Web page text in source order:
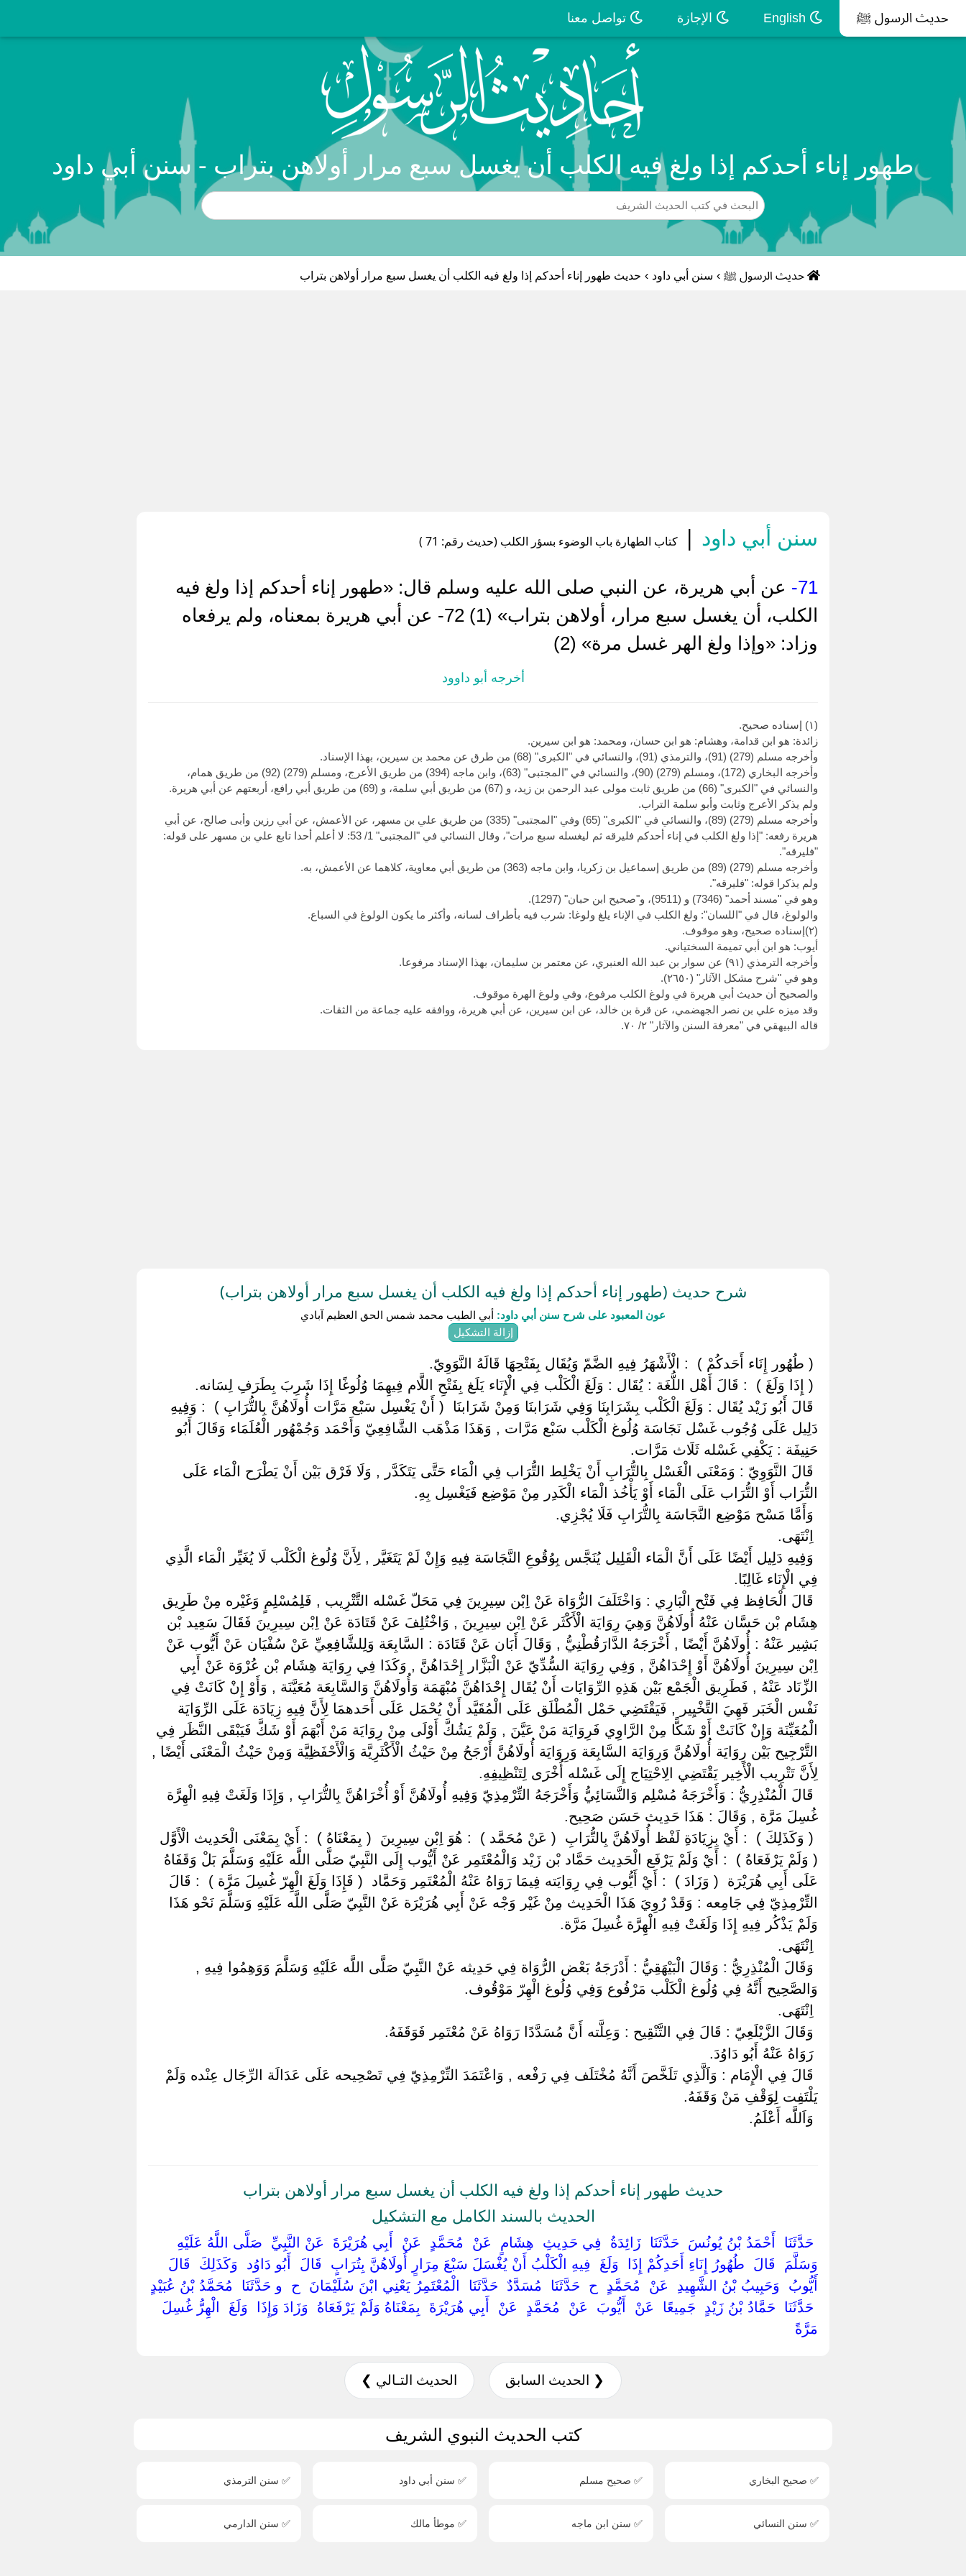
حديث الرسول ﷺ الإجازة تواصل معنا
طهور إناء أحدكم إذا ولغ فيه الكلب أن يغسل سبع مرار أولاهن بتراب - سنن أبي داود
حديث الرسول ﷺ › سنن أبي داود › حديث طهور إناء أحدكم إذا ولغ فيه الكلب أن يغسل سبع مرار أولاهن بتراب
سنن أبي داود | كتاب الطهارة باب الوضوء بسؤر الكلب (حديث رقم: 71 )
71-
عن أبي هريرة، عن النبي صلى الله عليه وسلم قال: «طهور إناء أحدكم إذا ولغ فيه
الكلب، أن يغسل سبع مرار، أولاهن بتراب» (1) 72- عن أبي هريرة بمعناه، ولم يرفعاه
وزاد: «وإذا ولغ الهر غسل مرة» (2)
أخرجه أبو داوود
(١) إسناده صحيح.
زائدة: هو ابن قدامة، وهشام: هو ابن حسان، ومحمد: هو ابن سيرين.
وأخرجه مسلم (279) (91)، والترمذي (91)، والنسائي في "الكبرى" (68) من طرق عن محمد بن سيرين، بهذا الإسناد.
وأخرجه البخاري (172)، ومسلم (279) (90)، والنسائي في "المجتبى" (63)، وابن ماجه (394) من طريق الأعرج، ومسلم (279) (92) من طريق همام،
والنسائي في "الكبرى" (66) من طريق ثابت مولى عبد الرحمن بن زيد، و (67) من طريق أبي سلمة، و (69) من طريق أبي رافع، أربعتهم عن أبي هريرة.
ولم يذكر الأعرج وثابت وأبو سلمة التراب.
وأخرجه مسلم (279) (89)، والنسائي في "الكبرى" (65) وفي "المجتبى" (335) من طريق علي بن مسهر، عن الأعمش، عن أبي رزين وأبى صالح، عن أبي
هريرة رفعه: "إذا ولغ الكلب في إناء أحدكم فليرقه ثم ليغسله سبع مرات"، وقال النسائي في "المجتبى" 1/ 53: لا أعلم أحدا تابع علي بن مسهر على قوله:
"فليرقه".
وأخرجه مسلم (279) (89) من طريق إسماعيل بن زكريا، وابن ماجه (363) من طريق أبي معاوية، كلاهما عن الأعمش، به.
ولم يذكرا قوله: "فليرقه".
وهو في "مسند أحمد" (7346) و (9511)، و"صحيح ابن حبان" (1297).
والولوغ، قال في "اللسان": ولغ الكلب في الإناء يلغ ولوغا: شرب فيه بأطراف لسانه، وأكثر ما يكون الولوغ في السباع.
(٢)إسناده صحيح، وهو موقوف.
أيوب: هو ابن أبي تميمة السختياني.
وأخرجه الترمذي (٩١) عن سوار بن عبد الله العنبري، عن معتمر بن سليمان، بهذا الإسناد مرفوعا.
وهو في "شرح مشكل الآثار" (٢٦٥٠).
والصحيح أن حديث أبي هريرة في ولوغ الكلب مرفوع، وفي ولوغ الهرة موقوف.
وقد ميزه علي بن نصر الجهضمي، عن قرة بن خالد، عن ابن سيرين، عن أبي هريرة، ووافقه عليه جماعة من الثقات.
قاله البيهقي في "معرفة السنن والآثار" ٢/ ٧٠.
شرح حديث (طهور إناء أحدكم إذا ولغ فيه الكلب أن يغسل سبع مرار أولاهن بتراب)
عون المعبود على شرح سنن أبي داود: أبي الطيب محمد شمس الحق العظيم آبادي
إزالة التشكيل
‏ ‏( طُهُور إِنَاء أَحَدكُمْ ) ‏ ‏: الْأَشْهَرُ فِيهِ الضَّمّ وَيُقَال بِفَتْحِهَا قَالَهُ النَّوَوِيّ.
‏ ‏( إِذَا وَلَغَ ) ‏ ‏: قَالَ أَهْل اللُّغَة : يُقَال : وَلَغَ الْكَلْب فِي الْإِنَاء يَلَغ بِفَتْحِ اللَّام فِيهِمَا وُلُوغًا إِذَا شَرِبَ بِطَرَفِ لِسَانه.
‏ ‏قَالَ أَبُو زَيْد يُقَال : وَلَغَ الْكَلْب بِشَرَابِنَا وَفِي شَرَابنَا وَمِنْ شَرَابنَا ‏ ‏( أَنْ يَغْسِل سَبْع مَرَّات أُولَاهُنَّ بِالتُّرَابِ ) ‏ ‏: وَفِيهِ
دَلِيل عَلَى وُجُوب غَسْل نَجَاسَة وُلُوغ الْكَلْب سَبْع مَرَّات , وَهَذَا مَذْهَب الشَّافِعِيّ وَأَحْمَد وَجُمْهُور الْعُلَمَاء وَقَالَ أَبُو
حَنِيفَة : يَكْفِي غَسْله ثَلَاث مَرَّات.
‏ ‏قَالَ النَّوَوِيّ : وَمَعْنَى الْغَسْل بِالتُّرَابِ أَنْ يَخْلِط التُّرَاب فِي الْمَاء حَتَّى يَتَكَدَّر , وَلَا فَرْق بَيْن أَنْ يَطْرَح الْمَاء عَلَى
التُّرَاب أَوْ التُّرَاب عَلَى الْمَاء أَوْ يَأْخُذ الْمَاء الْكَدِر مِنْ مَوْضِع فَيَغْسِل بِهِ.
‏ ‏وَأَمَّا مَسْح مَوْضِع النَّجَاسَة بِالتُّرَابِ فَلَا يُجْزِي.
‏ ‏اِنْتَهَى.
‏ ‏وَفِيهِ دَلِيل أَيْضًا عَلَى أَنَّ الْمَاء الْقَلِيل يُنَجَّس بِوُقُوعِ النَّجَاسَة فِيهِ وَإِنْ لَمْ يَتَغَيَّر , لِأَنَّ وُلُوغ الْكَلْب لَا يُغَيِّر الْمَاء الَّذِي
فِي الْإِنَاء غَالِبًا.
‏ ‏قَالَ الْحَافِظ فِي فَتْح الْبَارِي : وَاخْتَلَفَ الرُّوَاة عَنْ اِبْن سِيرِينَ فِي مَحَلّ غَسْله التَّتْرِيب , فَلِمُسْلِمٍ وَغَيْره مِنْ طَرِيق
هِشَام بْن حَسَّان عَنْهُ أُولَاهُنَّ وَهِيَ رِوَايَة الْأَكْثَر عَنْ اِبْن سِيرِينَ , وَاخْتُلِفَ عَنْ قَتَادَة عَنْ اِبْن سِيرِينَ فَقَالَ سَعِيد بْن
بَشِير عَنْهُ : أُولَاهُنَّ أَيْضًا , أَخْرَجَهُ الدَّارَقُطْنِيُّ , وَقَالَ أَبَان عَنْ قَتَادَة : السَّابِعَة وَلِلشَّافِعِيِّ عَنْ سُفْيَان عَنْ أَيُّوب عَنْ
اِبْن سِيرِينَ أُولَاهُنَّ أَوْ إِحْدَاهُنَّ , وَفِي رِوَايَة السُّدِّيّ عَنْ الْبَزَّار إِحْدَاهُنَّ , وَكَذَا فِي رِوَايَة هِشَام بْن عُرْوَة عَنْ أَبِي
الزِّنَاد عَنْهُ , فَطَرِيق الْجَمْع بَيْن هَذِهِ الرِّوَايَات أَنْ يُقَال إِحْدَاهُنَّ مُبْهَمَة وَأُولَاهُنَّ وَالسَّابِعَة مُعَيَّنَة , وَأَوْ إِنْ كَانَتْ فِي
نَفْس الْخَبَر فَهِيَ التَّخْيِير , فَيَقْتَضِي حَمْل الْمُطْلَق عَلَى الْمُقَيَّد أَنْ يُحْمَل عَلَى أَحَدهمَا لِأَنَّ فِيهِ زِيَادَة عَلَى الرِّوَايَة
الْمُعَيِّنَة وَإِنْ كَانَتْ أَوْ شَكًّا مِنْ الرَّاوِي فَرِوَايَة مَنْ عَيَّنَ , وَلَمْ يَشُكَّ أَوْلَى مِنْ رِوَايَة مَنْ أَبْهَمَ أَوْ شَكَّ فَيَبْقَى النَّظَر فِي
التَّرْجِيح بَيْن رِوَايَة أُولَاهُنَّ وَرِوَايَة السَّابِعَة وَرِوَايَة أُولَاهُنَّ أَرْجَحُ مِنْ حَيْثُ الْأَكْثَرِيَّة وَالْأَحْفَظِيَّة وَمِنْ حَيْثُ الْمَعْنَى أَيْضًا ,
لِأَنَّ تَتْرِيب الْأَخِير يَقْتَضِي الِاحْتِيَاج إِلَى غَسْله أُخْرَى لِتَنْظِيفِهِ.
‏ ‏قَالَ الْمُنْذِرِيُّ : وَأَخْرَجَهُ مُسْلِم وَالنَّسَائِيُّ وَأَخْرَجَهُ التِّرْمِذِيّ وَفِيهِ أُولَاهُنَّ أَوْ أُخْرَاهُنَّ بِالتُّرَابِ , وَإِذَا وَلَغَتْ فِيهِ الْهِرَّة
غُسِلَ مَرَّة , وَقَالَ : هَذَا حَدِيث حَسَن صَحِيح.
‏ ‏( وَكَذَلِكَ ) ‏ ‏: أَيْ بِزِيَادَةِ لَفْظ أُولَاهُنَّ بِالتُّرَابِ ‏ ‏( عَنْ مُحَمَّد ) ‏ ‏: هُوَ اِبْن سِيرِينَ ‏ ‏( بِمَعْنَاهُ ) ‏ ‏: أَيْ بِمَعْنَى الْحَدِيث الْأَوَّل ‏
‏( وَلَمْ يَرْفَعَاهُ ) ‏ ‏: أَيْ وَلَمْ يَرْفَع الْحَدِيث حَمَّاد بْن زَيْد وَالْمُعْتَمِر عَنْ أَيُّوب إِلَى النَّبِيّ صَلَّى اللَّه عَلَيْهِ وَسَلَّمَ بَلْ وَقَفَاهُ
عَلَى أَبِي هُرَيْرَة ‏ ‏( وَزَادَ ) ‏ ‏: أَيْ أَيُّوب فِي رِوَايَته فِيمَا رَوَاهُ عَنْهُ الْمُعْتَمِر وَحَمَّاد ‏ ‏( فَإِذَا وَلَغَ الْهِرّ غُسِلَ مَرَّة ) ‏ ‏: قَالَ
التِّرْمِذِيّ فِي جَامِعه : وَقَدْ رُوِيَ هَذَا الْحَدِيث مِنْ غَيْر وَجْه عَنْ أَبِي هُرَيْرَة عَنْ النَّبِيّ صَلَّى اللَّه عَلَيْهِ وَسَلَّمَ نَحْو هَذَا
وَلَمْ يَذْكُر فِيهِ إِذَا وَلَغَتْ فِيهِ الْهِرَّة غُسِلَ مَرَّة.
‏ ‏اِنْتَهَى.
‏ ‏وَقَالَ الْمُنْذِرِيُّ : وَقَالَ الْبَيْهَقِيُّ : أَدْرَجَهُ بَعْض الرُّوَاة فِي حَدِيثه عَنْ النَّبِيّ صَلَّى اللَّه عَلَيْهِ وَسَلَّمَ وَوَهِمُوا فِيهِ ,
وَالصَّحِيح أَنَّهُ فِي وُلُوغ الْكَلْب مَرْفُوع وَفِي وُلُوغ الْهِرّ مَوْقُوف.
‏ ‏اِنْتَهَى.
‏ ‏وَقَالَ الزَّيْلَعِيّ : قَالَ فِي التَّنْقِيح : وَعِلَّته أَنَّ مُسَدَّدًا رَوَاهُ عَنْ مُعْتَمِر فَوَقَفَهُ.
‏ ‏رَوَاهُ عَنْهُ أَبُو دَاوُدَ.
‏ ‏قَالَ فِي الْإِمَام : وَاَلَّذِي تَلَخَّصَ أَنَّهُ مُخْتَلَف فِي رَفْعه , وَاعْتَمَدَ التِّرْمِذِيّ فِي تَصْحِيحه عَلَى عَدَالَة الرِّجَال عِنْده وَلَمْ
يَلْتَفِت لِوَقْفِ مَنْ وَقَفَهُ.
‏ ‏وَاَللَّه أَعْلَمُ.
حديث طهور إناء أحدكم إذا ولغ فيه الكلب أن يغسل سبع مرار أولاهن بتراب
الحديث بالسند الكامل مع التشكيل
‏ ‏حَدَّثَنَا ‏ ‏أَحْمَدُ بْنُ يُونُسَ ‏ ‏حَدَّثَنَا ‏ ‏زَائِدَةُ ‏ ‏فِي حَدِيثِ ‏ ‏هِشَامٍ ‏ ‏عَنْ ‏ ‏مُحَمَّدٍ ‏ ‏عَنْ ‏ ‏أَبِي هُرَيْرَةَ ‏ ‏عَنْ النَّبِيِّ ‏ ‏صَلَّى اللَّهُ عَلَيْهِ
وَسَلَّمَ ‏ ‏قَالَ ‏ ‏طُهُورُ إِنَاءِ أَحَدِكُمْ إِذَا ‏ ‏وَلَغَ ‏ ‏فِيهِ الْكَلْبُ أَنْ يُغْسَلَ سَبْعَ مِرَارٍ أُولَاهُنَّ بِتُرَابٍ ‏ ‏قَالَ ‏ ‏أَبُو دَاوُد ‏ ‏وَكَذَلِكَ ‏ ‏قَالَ ‏
‏أَيُّوبُ ‏ ‏وَحَبِيبُ بْنُ الشَّهِيدِ ‏ ‏عَنْ ‏ ‏مُحَمَّدٍ ‏ ‏ح ‏ ‏حَدَّثَنَا ‏ ‏مُسَدَّدٌ ‏ ‏حَدَّثَنَا ‏ ‏الْمُعْتَمِرُ يَعْنِي ابْنَ سُلَيْمَانَ ‏ ‏ح ‏ ‏و حَدَّثَنَا ‏ ‏مُحَمَّدُ بْنُ عُبَيْدٍ
‏ ‏حَدَّثَنَا ‏ ‏حَمَّادُ بْنُ زَيْدٍ ‏ ‏جَمِيعًا ‏ ‏عَنْ ‏ ‏أَيُّوبَ ‏ ‏عَنْ ‏ ‏مُحَمَّدٍ ‏ ‏عَنْ ‏ ‏أَبِي هُرَيْرَةَ ‏ ‏بِمَعْنَاهُ وَلَمْ يَرْفَعَاهُ ‏ ‏وَزَادَ وَإِذَا ‏ ‏وَلَغَ ‏ ‏الْهِرُّ غُسِلَ
مَرَّةً ‏
❮ الحديث السابق الحديث التـالي ❯
كتب الحديث النبوي الشريف
✅ صحيح البخاري ✅ صحيح مسلم ✅ سنن أبي داود ✅ سنن الترمذي
✅ سنن النسائي ✅ سنن ابن ماجه ✅ موطأ مالك ✅ سنن الدارمي